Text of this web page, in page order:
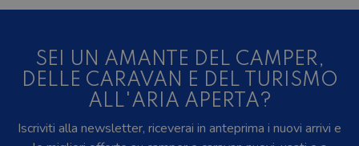
SEI UN AMANTE DEL CAMPER,
DELLE CARAVAN E DEL TURISMO
ALL'ARIA APERTA?
Iscriviti alla newsletter, riceverai in anteprima i nuovi arrivi e